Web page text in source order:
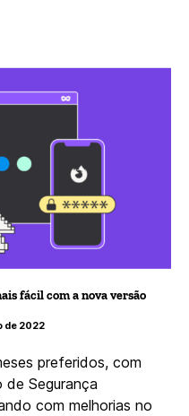
fácil com a nova versão
de 2022
preferidos, com
Segurança
com melhorias no